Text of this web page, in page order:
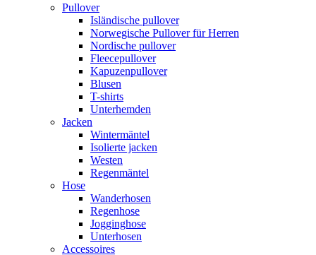
Pullover
Isländische pullover
Norwegische Pullover für Herren
Nordische pullover
Fleecepullover
Kapuzenpullover
Blusen
T-shirts
Unterhemden
Jacken
Wintermäntel
Isolierte jacken
Westen
Regenmäntel
Hose
Wanderhosen
Regenhose
Jogginghose
Unterhosen
Accessoires